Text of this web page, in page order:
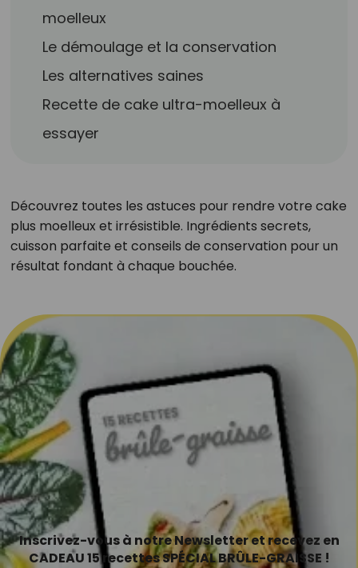
moelleux
Le démoulage et la conservation
Les alternatives saines
Recette de cake ultra-moelleux à
essayer
Découvrez toutes les astuces pour rendre votre cake
plus moelleux et irrésistible. Ingrédients secrets,
cuisson parfaite et conseils de conservation pour un
résultat fondant à chaque bouchée.
Inscrivez-vous à notre Newsletter et recevez en
CADEAU 15 recettes SPÉCIAL BRÛLE-GRAISSE !